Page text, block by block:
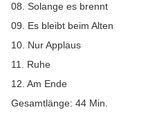
08. Solange es brennt
09. Es bleibt beim Alten
10. Nur Applaus
11. Ruhe
12. Am Ende
Gesamtlänge: 44 Min.